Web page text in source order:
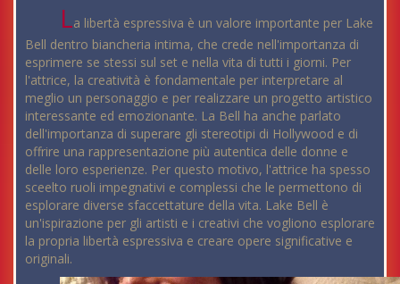
La libertà espressiva è un valore importante per Lake
Bell dentro biancheria intima, che crede nell'importanza di
esprimere se stessi sul set e nella vita di tutti i giorni. Per
l'attrice, la creatività è fondamentale per interpretare al
meglio un personaggio e per realizzare un progetto artistico
interessante ed emozionante. La Bell ha anche parlato
dell'importanza di superare gli stereotipi di Hollywood e di
offrire una rappresentazione più autentica delle donne e
delle loro esperienze. Per questo motivo, l'attrice ha spesso
sceelto ruoli impegnativi e complessi che le permettono di
esplorare diverse sfaccettature della vita. Lake Bell è
un'ispirazione per gli artisti e i creativi che vogliono esplorare
la propria libertà espressiva e creare opere significative e
originali.